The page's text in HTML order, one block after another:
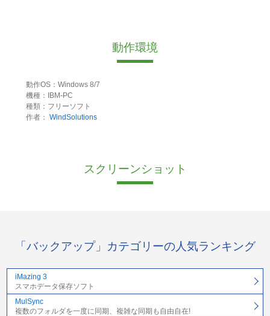
動作環境
動作OS：Windows 8/7
機種：IBM-PC
種類：フリーソフト
作者： WindSolutions
スクリーンショット
「バックアップ」カテゴリーの人気ランキング
iMazing 3
スマホデータ保存ソフト
MulSync
複数のフォルダを一度に同期、複雑な同期も自由自在!